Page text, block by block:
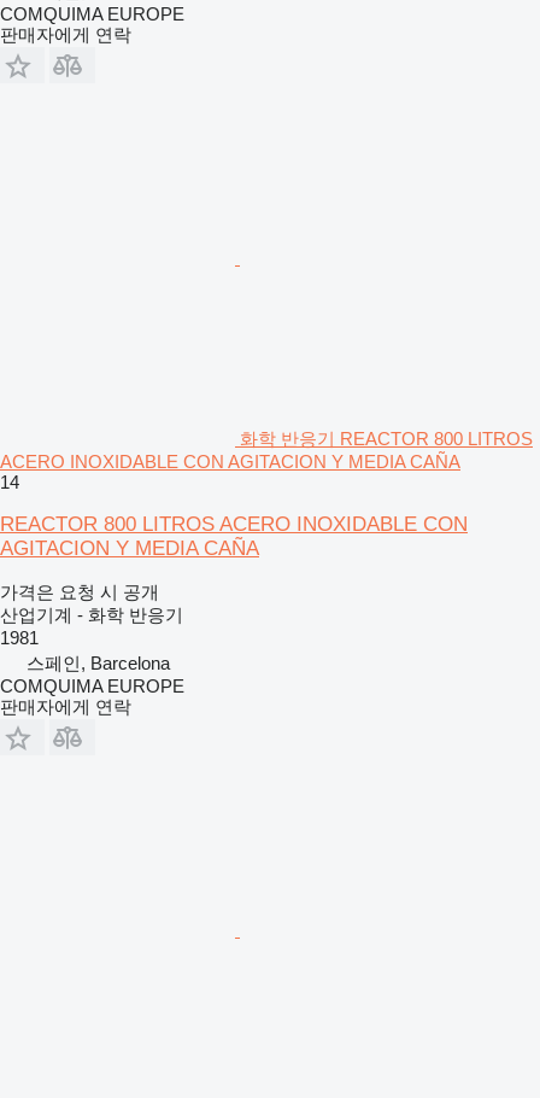
COMQUIMA EUROPE
판매자에게 연락
화학 반응기 REACTOR 800 LITROS
ACERO INOXIDABLE CON AGITACION Y MEDIA CAÑA
14
REACTOR 800 LITROS ACERO INOXIDABLE CON
AGITACION Y MEDIA CAÑA
가격은 요청 시 공개
산업기계 - 화학 반응기
1981
스페인, Barcelona
COMQUIMA EUROPE
판매자에게 연락